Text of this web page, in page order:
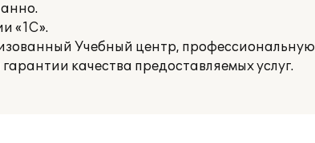
«1С».
Учебный центр, профессиональную
качества предоставляемых услуг.